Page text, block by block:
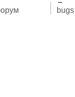
bugs